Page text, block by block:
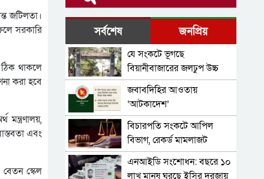
জটিলতা।
সরকারি
থাকলে
করা হবে
এবং
বেতন স্কেল
মুখেরা কে কোথায়
২১ বছরের দুদকে নজিরবিহীন
শূন্যতা, হাল ধরবে কে?
খাদ্যে সর্বগ্রাসী ভেজাল
সর্বশেষ জনপ্রিয়
যে সংকটে ভূগছে
বিয়ানীবাজারের জলঢুপ উচ্চ
বিদ্যালয়
জবাবদিহির আওতায়
‘আটকাদেশ’
বিচারপতি সংকটে আপিল
বিভাগ, রেকর্ড মামলাজট
এনআইডি সংশোধন: বছরে ১০
লাখ মানুষ ঘুরছে ইসির দরজায়